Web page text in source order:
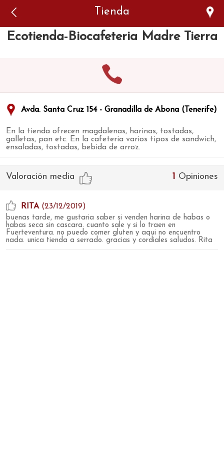
Tienda
Ecotienda-Biocafeteria Madre Tierra
Avda. Santa Cruz 154 - Granadilla de Abona (Tenerife)
En la tienda ofrecen magdalenas, harinas, tostadas,
galletas, pan etc. En la cafeteria varios tipos de sandwich,
ensaladas, tostadas, bebida de arroz.
1 Opiniones
Valoración media
RITA(23/12/2019)
buenas tarde, me gustaria saber si venden harina de habas o
habas seca sin cascara. cuanto sale y si lo traen en
Fuerteventura. no puedo comer gluten y aqui no encuentro
nada. unica tienda a serrado. gracias y cordiales saludos. Rita
Error: The domain WWW.VIAJARSINGLUTEN.COM is not
authorized to show the cookie declaration for domain group
ID 546ddaab-b478-4440-aa8a-3b0205284212. Please add it to
the domain group in the Cookiebot Manager to authorize
the domain.